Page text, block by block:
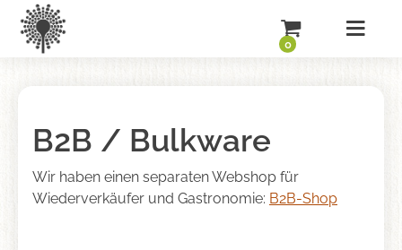
0
B2B / Bulkware
Wir haben einen separaten Webshop für
Wiederverkäufer und Gastronomie: B2B-Shop